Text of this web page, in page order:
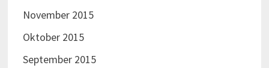
November 2015
Oktober 2015
September 2015